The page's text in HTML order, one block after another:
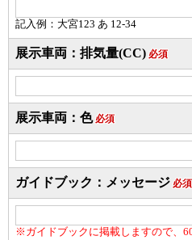
記入例：大宮123 あ 12-34
展示車両：排気量(CC) 必須
展示車両：色 必須
ガイドブック：メッセージ 必須
※ガイドブックに掲載しますので、